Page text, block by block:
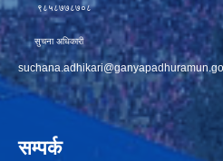
९८५८७७८७०८
सुचना अधिकारी
सम्पर्क